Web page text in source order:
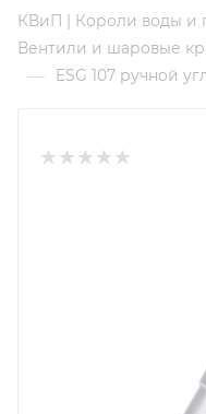
КВиП | Короли воды и
Вентили и шаровые
— ESG 107 ручной